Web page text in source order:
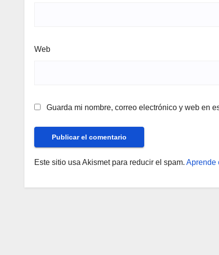
Web
Guarda mi nombre, correo electrónico y web en
Este sitio usa Akismet para reducir el spam. Aprende